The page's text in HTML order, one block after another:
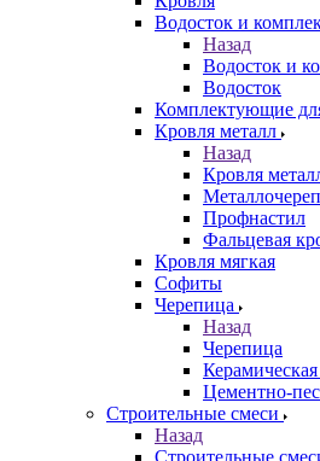
Водосток и
Назад
Водосток и
Водосток
Комплектующие
Кровля металл
Назад
Кровля
Профнастил
Фальцевая
Кровля мягкая
Софиты
Черепица
Назад
Черепица
Цементно-
Строительные смеси
Назад